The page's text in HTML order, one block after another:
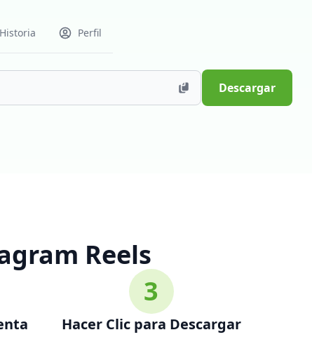
Historia Perfil
Descargar
Reels
3
Hacer Clic para Descargar